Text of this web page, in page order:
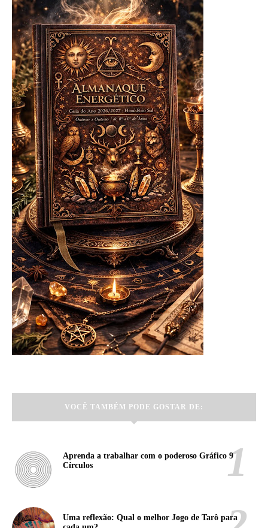
VOCÊ TAMBÉM PODE GOSTAR DE:
Aprenda a trabalhar com o poderoso Gráfico 9
Círculos
Uma reflexão: Qual o melhor Jogo de Tarô para